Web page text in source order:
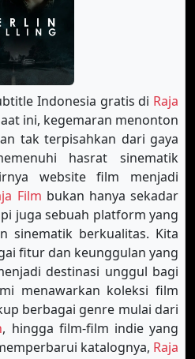
Indonesia gratis di Raja
ini, kegemaran menonton
tak terpisahkan dari gaya
hasrat sinematik
website film menjadi
Film bukan hanya sekadar
juga sebuah platform yang
sinematik berkualitas. Kita
fitur dan keunggulan yang
destinasi unggul bagi
menawarkan koleksi film
berbagai genre mulai dari
, hingga film-film indie yang
katalognya, Raja